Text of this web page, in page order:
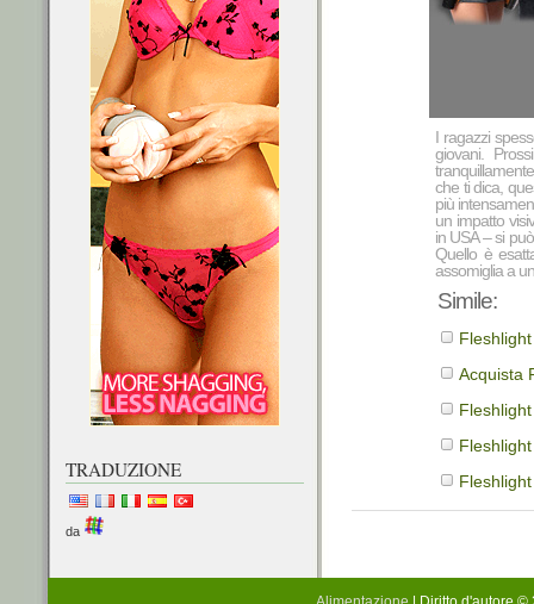
I ragazzi
giovani.
che ti dica,
più
un impatto
in USA – si
Quello è
assomiglia a
Simile:
Acquista
TRADUZIONE
da